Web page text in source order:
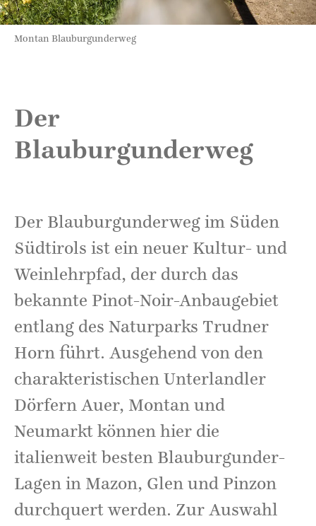
Montan Blauburgunderweg
Der
Blauburgunderweg
Der Blauburgunderweg im Süden
Südtirols ist ein neuer Kultur- und
Weinlehrpfad, der durch das
bekannte Pinot-Noir-Anbaugebiet
entlang des Naturparks Trudner
Horn führt. Ausgehend von den
charakteristischen Unterlandler
Dörfern Auer, Montan und
Neumarkt können hier die
italienweit besten Blauburgunder-
Lagen in Mazon, Glen und Pinzon
durchquert werden. Zur Auswahl